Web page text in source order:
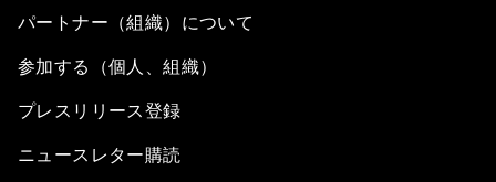
パートナー（組織）について
参加する（個人、組織）
プレスリリース登録
ニュースレター購読